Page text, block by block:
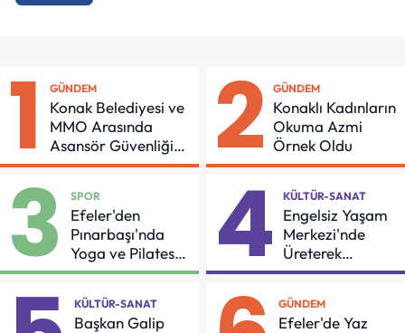
1 GÜNDEM
Konak Belediyesi ve
MMO Arasında
Asansör Güvenliği
İçin Önemli Protokol
2 GÜNDEM
Konaklı Kadınların
Okuma Azmi
Örnek Oldu
3 SPOR
Efeler'den
Pınarbaşı'nda
Yoga ve Pilates
Buluşması
4 KÜLTÜR-SANAT
Engelsiz Yaşam
Merkezi'nde
Üreterek
Güçleniyorlar
KÜLTÜR-SANAT
Başkan Galip
GÜNDEM
Efeler'de Yaz